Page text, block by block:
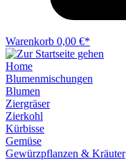
Warenkorb 0,00 €*
Home
Blumenmischungen
Blumen
Ziergräser
Zierkohl
Kürbisse
Gemüse
Gewürzpflanzen & Kräuter